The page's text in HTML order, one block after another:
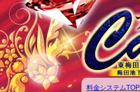
料金システムTOP